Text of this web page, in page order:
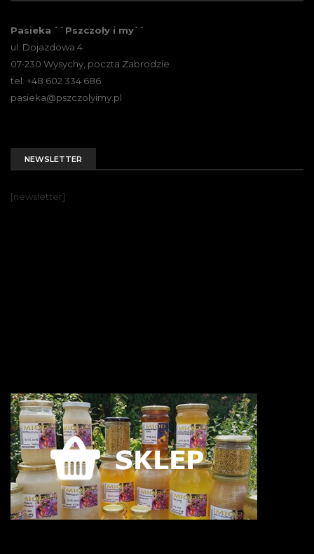
Pasieka ``Pszczoły i my``
ul. Dojazdowa 4
07-230 Wysychy, poczta Zabrodzie
tel. +48 602 334 686
pasieka@pszczolyimy.pl
NEWSLETTER
[newsletter]